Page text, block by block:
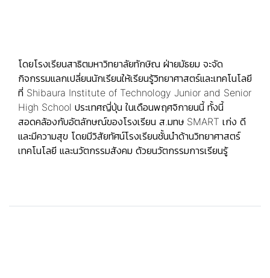
โดยโรงเรียนสาธิตมหาวิทยาลัยทักษิณ ฝ่ายมัธยม จะจัด
กิจกรรมแลกเปลี่ยนนักเรียนให้เรียนรู้วิทยาศาสตร์และเทคโนโลยี
ที่ Shibaura Institute of Technology Junior and Senior
High School ประเทศญี่ปุ่น ในเดือนพฤศจิกายนนี้ ทั้งนี้
สอดคล้องกับอัตลักษณ์ของโรงเรียน ส.มทษ SMART เก่ง ดี
และมีความสุข โดยมีวิสัยทัศน์โรงเรียนชั้นนำด้านวิทยาศาสตร์
เทคโนโลยี และนวัตกรรมสังคม ด้วยนวัตกรรมการเรียนรู้